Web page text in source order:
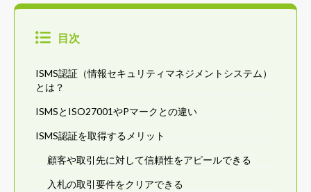
目次
ISMS認証（情報セキュリティマネジメントシステム）
とは？
ISMSとISO27001やPマークとの違い
ISMS認証を取得するメリット
顧客や取引先に対して信頼性をアピールできる
入札の取引要件をクリアできる